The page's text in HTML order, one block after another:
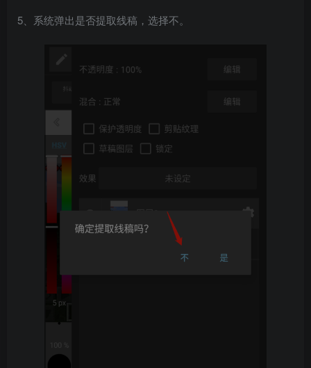
5、系统弹出是否提取线稿，选择不。